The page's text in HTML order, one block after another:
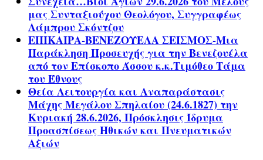
μας Συνταξιούχου Θεολόγου, Συγγραφέως
Λάμπρου Σκόντζου
ΕΠΙΚΑΙΡΑ-ΒΕΝΕΖΟΥΕΛΑ ΣΕΙΣΜΟΣ-Μια
Παράκληση Προσευχής για την Βενεζουέλα
από τον Επίσκοπο Άσσου κ.κ.Τιμόθεο Τάμα
του Έθνους
Θεία Λειτουργία και Αναπαράστασις
Μάχης Μεγάλου Σπηλαίου (24.6.1827) την
Κυριακή 28.6.2026, Πρόσκλησις Ίδρυμα
Προασπίσεως Ηθικών και Πνευματικών
Αξιών